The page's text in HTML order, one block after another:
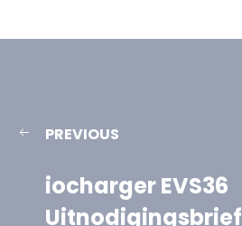
PREVIOUS
iocharger EVS36
Uitnodigingsbrief